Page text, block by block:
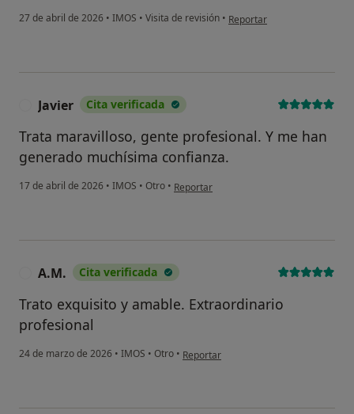
27 de abril de 2026 • IMOS • Visita de revisión • en opinión del usuario AGM
Reportar
Javier Cita verificada
Trata maravilloso, gente profesional. Y me han
generado muchísima confianza.
17 de abril de 2026 • IMOS • Otro • en opinión del usuario Javier
Reportar
A.M. Cita verificada
Trato exquisito y amable. Extraordinario
profesional
24 de marzo de 2026 • IMOS • Otro • en opinión del usuario A.M.
Reportar